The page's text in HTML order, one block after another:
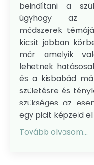
beindítani a
úgyhogy az
módszerek
kicsit jobban
már amelyik
lehetnek
és a kisbabád
születésre és
szükséges az
egy picit képzeld el
Tovább olvasom...